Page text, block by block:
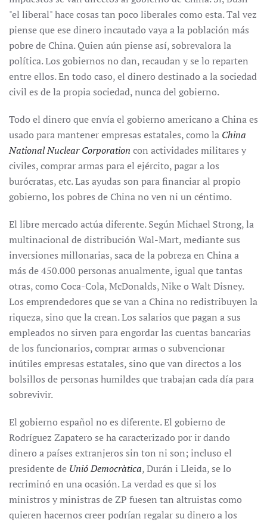
"el liberal" hace cosas tan poco liberales como esta. Tal vez
piense que ese dinero incautado vaya a la población más
pobre de China. Quien aún piense así, sobrevalora la
política. Los gobiernos no dan, recaudan y se lo reparten
entre ellos. En todo caso, el dinero destinado a la sociedad
civil es de la propia sociedad, nunca del gobierno.
Todo el dinero que envía el gobierno americano a China es
usado para mantener empresas estatales, como la China
National Nuclear Corporation con actividades militares y
civiles, comprar armas para el ejército, pagar a los
burócratas, etc. Las ayudas son para financiar al propio
gobierno, los pobres de China no ven ni un céntimo.
El libre mercado actúa diferente. Según Michael Strong, la
multinacional de distribución Wal-Mart, mediante sus
inversiones millonarias, saca de la pobreza en China a
más de 450.000 personas anualmente, igual que tantas
otras, como Coca-Cola, McDonalds, Nike o Walt Disney.
Los emprendedores que se van a China no redistribuyen la
riqueza, sino que la crean. Los salarios que pagan a sus
empleados no sirven para engordar las cuentas bancarias
de los funcionarios, comprar armas o subvencionar
inútiles empresas estatales, sino que van directos a los
bolsillos de personas humildes que trabajan cada día para
sobrevivir.
El gobierno español no es diferente. El gobierno de
Rodríguez Zapatero se ha caracterizado por ir dando
dinero a países extranjeros sin ton ni son; incluso el
presidente de Unió Democràtica, Durán i Lleida, se lo
recriminó en una ocasión. La verdad es que si los
ministros y ministras de ZP fuesen tan altruistas como
quieren hacernos creer podrían regalar su dinero a los